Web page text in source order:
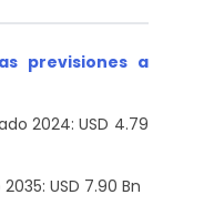
previsiones a
2024: USD 4.79
USD 7.90 Bn